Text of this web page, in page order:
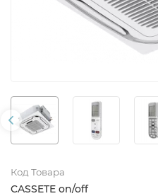
Код Товара
CASSETE on/off